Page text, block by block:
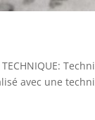
TECHNIQUE:
avec une